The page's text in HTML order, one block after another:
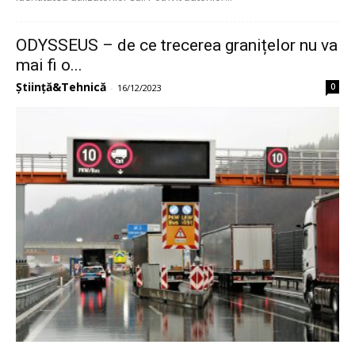
ODYSSEUS – de ce trecerea granițelor nu va
mai fi o...
Știință&Tehnică - 16/12/2023 0